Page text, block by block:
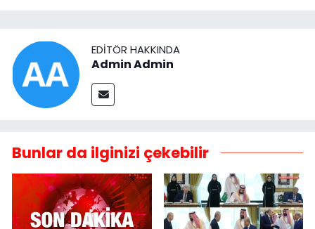
EDITÖR HAKKINDA
Admin Admin
Bunlar da ilginizi çekebilir